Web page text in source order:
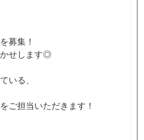
募集！
かせします◎
いる、
ご担当いただきます！